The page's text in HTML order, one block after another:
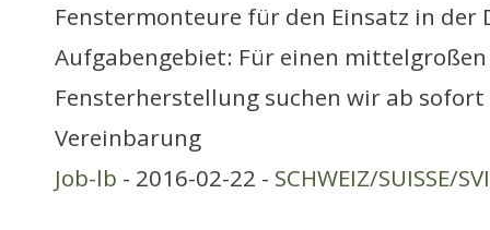
Fenstermonteure für den Einsatz in der
Aufgabengebiet: Für einen
Fensterherstellung suchen wir ab
Vereinbarung
Job-lb - 2016-02-22 - SCHWEIZ/SUISSE/